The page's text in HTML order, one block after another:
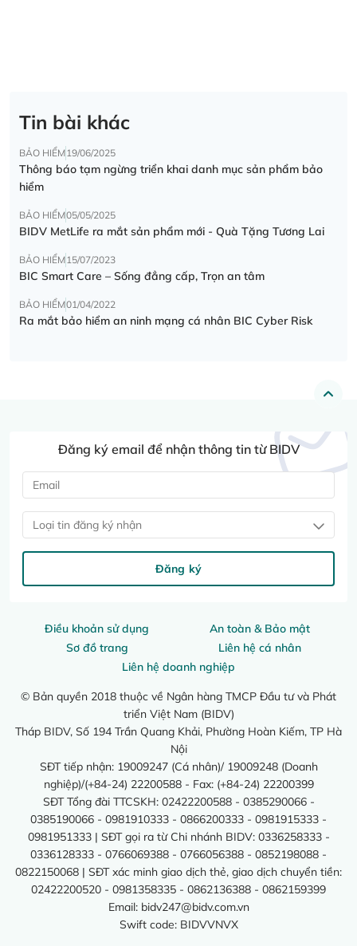
Tin bài khác
BẢO HIỂM19/06/2025
Thông báo tạm ngừng triển khai danh mục sản phẩm bảo
hiểm
BẢO HIỂM05/05/2025
BIDV MetLife ra mắt sản phẩm mới - Quà Tặng Tương Lai
BẢO HIỂM15/07/2023
BIC Smart Care – Sống đẳng cấp, Trọn an tâm
BẢO HIỂM01/04/2022
Ra mắt bảo hiểm an ninh mạng cá nhân BIC Cyber Risk
Điều khoản sử dụng
An toàn & Bảo mật
Sơ đồ trang
Liên hệ cá nhân
Liên hệ doanh nghiệp
© Bản quyền 2018 thuộc về Ngân hàng TMCP Đầu tư và Phát
triển Việt Nam (BIDV)
Tháp BIDV, Số 194 Trần Quang Khải, Phường Hoàn Kiếm, TP Hà
Nội
SĐT tiếp nhận: 19009247 (Cá nhân)/ 19009248 (Doanh
nghiệp)/(+84-24) 22200588 - Fax: (+84-24) 22200399
SĐT Tổng đài TTCSKH: 02422200588 - 0385290066 -
0385190066 - 0981910333 - 0866200333 - 0981915333 -
0981951333 | SĐT gọi ra từ Chi nhánh BIDV: 0336258333 -
0336128333 - 0766069388 - 0766056388 - 0852198088 -
0822150068 | SĐT xác minh giao dịch thẻ, giao dịch chuyển tiền:
02422200520 - 0981358335 - 0862136388 - 0862159399
Email: bidv247@bidv.com.vn
Swift code: BIDVVNVX
Đăng ký email để nhận thông tin từ BIDV
Loại tin đăng ký nhận
Đăng ký